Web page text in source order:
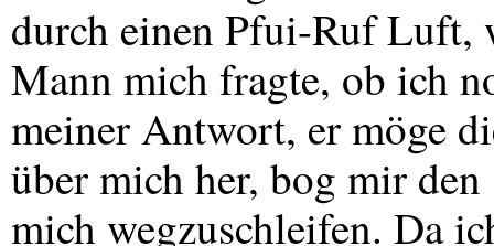
durch einen Pfui-Ruf Luft,
Mann mich fragte, ob ich
meiner Antwort, er möge
über mich her, bog mir
mich wegzuschleifen. Da